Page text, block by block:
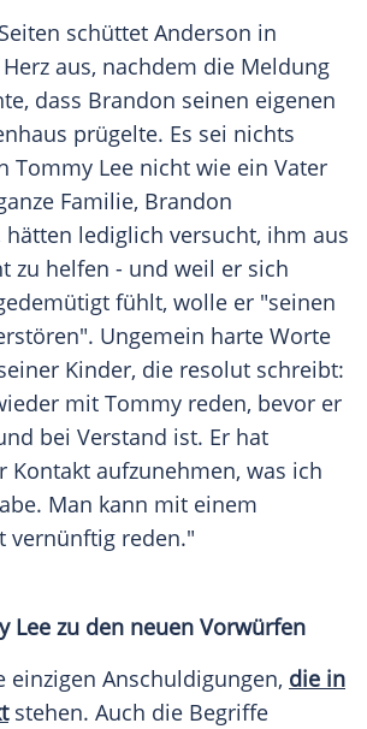
schüttet Anderson in
aus, nachdem die Meldung
dass Brandon seinen eigenen
prügelte. Es sei nichts
Tommy Lee nicht wie ein Vater
Familie, Brandon
hätten lediglich versucht, ihm aus
zu helfen - und weil er sich
fühlt, wolle er "seinen
Ungemein harte Worte
Kinder, die resolut schreibt:
mit Tommy reden, bevor er
bei Verstand ist. Er hat
aufzunehmen, was ich
Man kann mit einem
vernünftig reden."
Lee zu den neuen Vorwürfen
einzigen Anschuldigungen, die in
stehen. Auch die Begriffe